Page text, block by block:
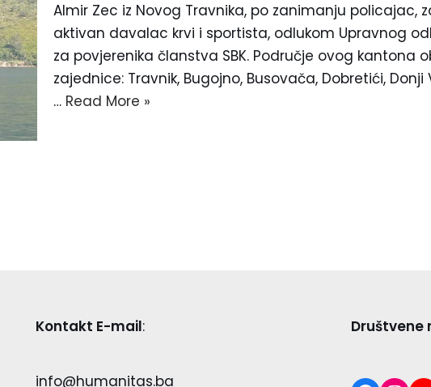
Almir Zec iz Novog Travnika, po zanimanju policajac,
aktivan davalac krvi i sportista, odlukom Upravnog
za povjerenika članstva SBK. Područje ovog kantona
zajednice: Travnik, Bugojno, Busovača, Dobretići, Donji
… Read More »
Kontakt E-mail:
info@humanitas.ba
Društvene